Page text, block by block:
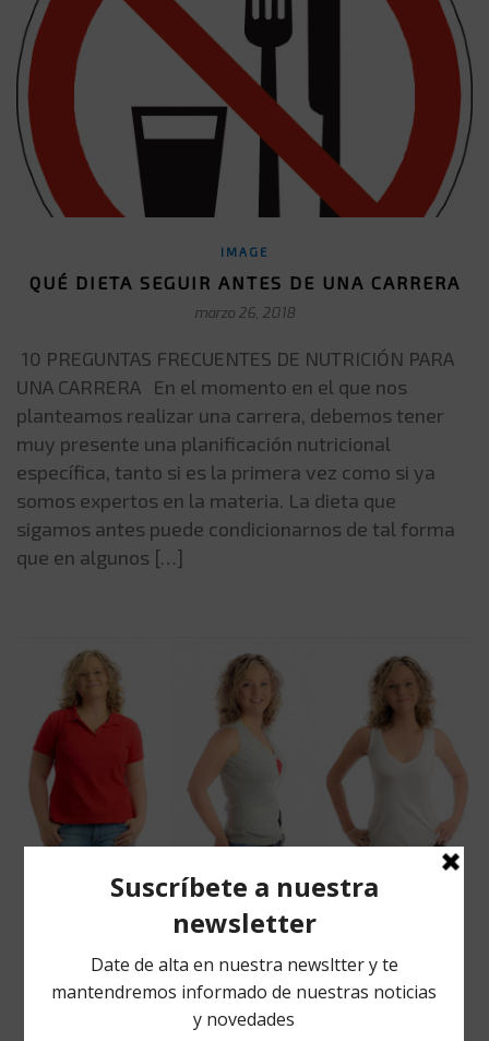
IMAGE
QUÉ DIETA SEGUIR ANTES DE UNA CARRERA
marzo 26, 2018
10 PREGUNTAS FRECUENTES DE NUTRICIÓN PARA
UNA CARRERA En el momento en el que nos
planteamos realizar una carrera, debemos tener
muy presente una planificación nutricional
específica, tanto si es la primera vez como si ya
somos expertos en la materia. La dieta que
sigamos antes puede condicionarnos de tal forma
que en algunos […]
IMAGE
LAS 10 CLAVES PARA PERDER PESO Y
MANTERNERLO PARA SIEMPRE, PARTE I
enero 03, 2018